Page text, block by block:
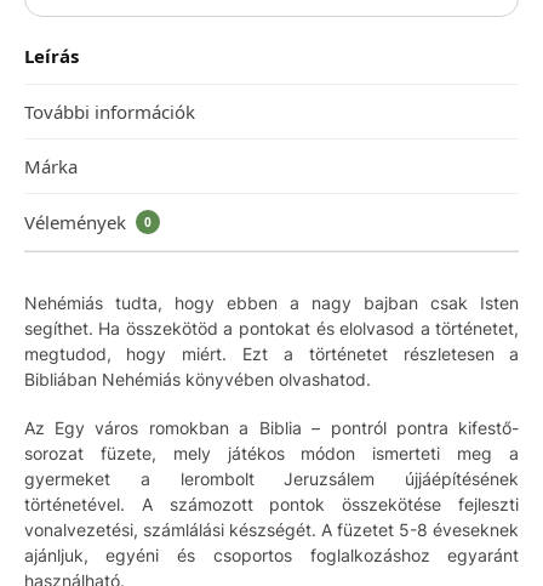
Leírás
További információk
Márka
Vélemények 0
Nehémiás tudta, hogy ebben a nagy bajban csak Isten
segíthet. Ha összekötöd a pontokat és elolvasod a történetet,
megtudod, hogy miért. Ezt a történetet részletesen a
Bibliában Nehémiás könyvében olvashatod.
Az Egy város romokban a Biblia – pontról pontra kifestő-
sorozat füzete, mely játékos módon ismerteti meg a
gyermeket a lerombolt Jeruzsálem újjáépítésének
történetével. A számozott pontok összekötése fejleszti
vonalvezetési, számlálási készségét. A füzetet 5-8 éveseknek
ajánljuk, egyéni és csoportos foglalkozáshoz egyaránt
használható.